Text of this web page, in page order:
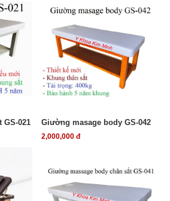
021 Giường masage body GS-042
2,000,000 đ